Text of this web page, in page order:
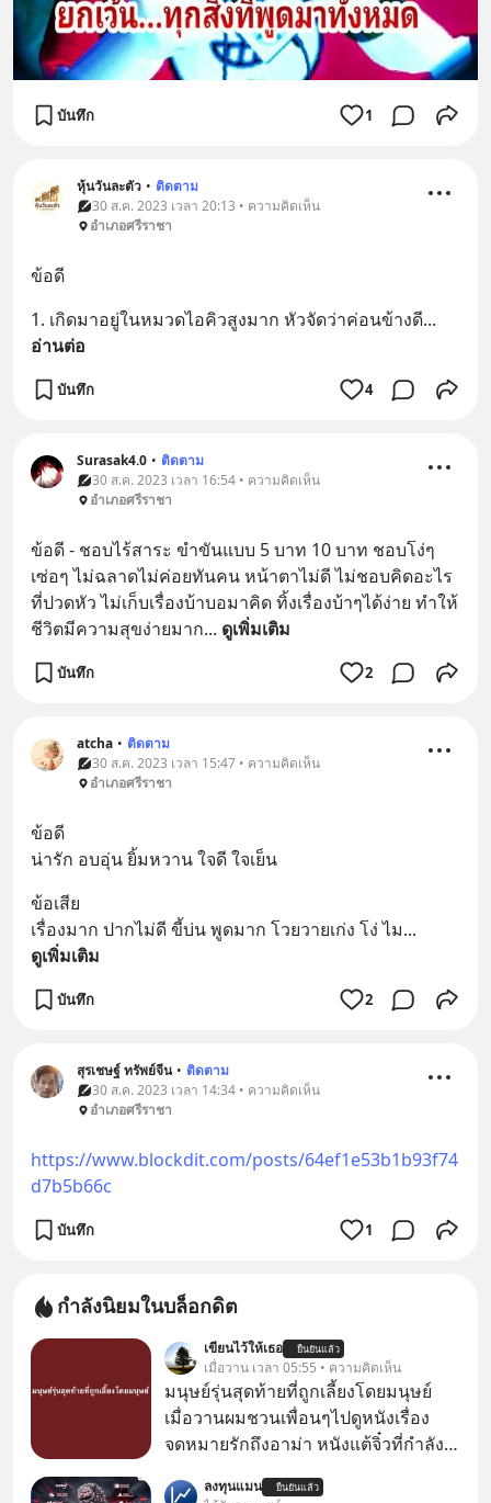
บันทึก 1
หุ้นวันละตัว • ติดตาม
30 ส.ค. 2023 เวลา 20:13 • ความคิดเห็น
อำเภอศรีราชา
ข้อดี
1. เกิดมาอยู่ในหมวดไอคิวสูงมาก หัวจัดว่าค่อนข้างดี
อ่านต่อ
บันทึก 4
Surasak4.0 • ติดตาม
30 ส.ค. 2023 เวลา 16:54 • ความคิดเห็น
อำเภอศรีราชา
ข้อดี - ชอบไร้สาระ ขำขันแบบ 5 บาท 10 บาท ชอบโง่ๆ
เซ่อๆ ไม่ฉลาดไม่ค่อยทันคน หน้าตาไม่ดี ไม่ชอบคิดอะไร
ที่ปวดหัว ไม่เก็บเรื่องบ้าบอมาคิด ทิ้งเรื่องบ้าๆได้ง่าย ทำให้
ชีวิตมีความสุขง่ายมาก... ดูเพิ่มเติม
บันทึก 2
atcha • ติดตาม
30 ส.ค. 2023 เวลา 15:47 • ความคิดเห็น
อำเภอศรีราชา
ข้อดี
น่ารัก อบอุ่น ยิ้มหวาน ใจดี ใจเย็น
ข้อเสีย
เรื่องมาก ปากไม่ดี ขี้บ่น พูดมาก โวยวายเก่ง โง่ ไม...
ดูเพิ่มเติม
บันทึก 2
สุรเชษฐ์ ทรัพย์จีน • ติดตาม
30 ส.ค. 2023 เวลา 14:34 • ความคิดเห็น
อำเภอศรีราชา
https://www.blockdit.com/posts/64ef1e53b1b93f74
d7b5b66c
บันทึก 1
กำลังนิยมในบล็อกดิต
เขียนไว้ให้เธอ ยืนยันแล้ว
เมื่อวาน เวลา 05:55 • ความคิดเห็น
มนุษย์รุ่นสุดท้ายที่ถูกเลี้ยงโดยมนุษย์
เมื่อวานผมชวนเพื่อนๆไปดูหนังเรื่อง
จดหมายรักถึงอาม่า หนังแต้จิ๋วที่กำลัง
ป๊าผมเห็นโปสเตอร์หนังเรื่องนี้หลาย
ลงทุนแมน ยืนยันแล้ว